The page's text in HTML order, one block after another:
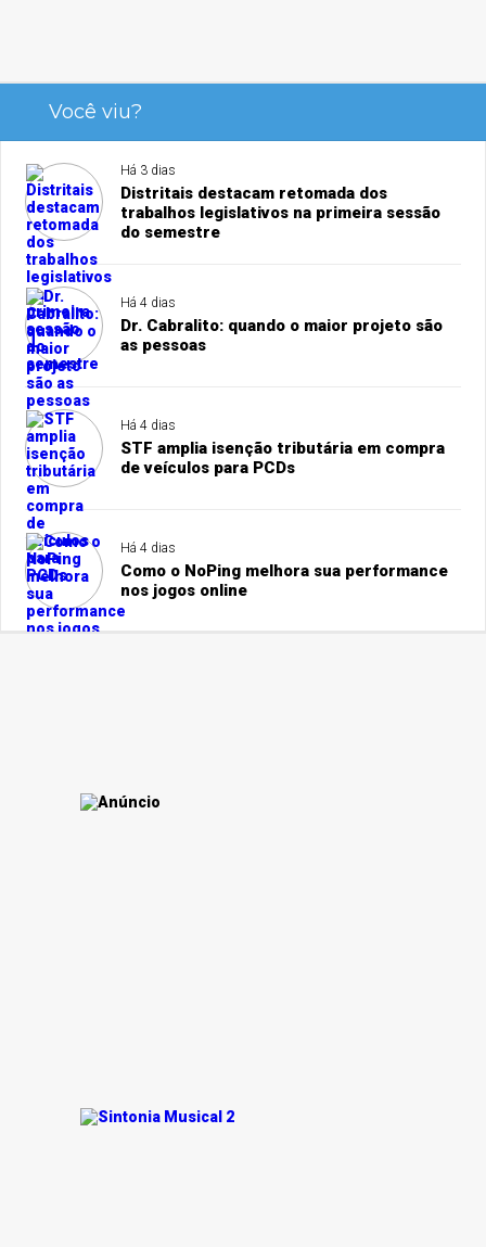
Você viu?
Há 3 dias
Distritais destacam retomada dos
trabalhos legislativos na primeira sessão
do semestre
Há 4 dias
Dr. Cabralito: quando o maior projeto são
as pessoas
Há 4 dias
STF amplia isenção tributária em compra
de veículos para PCDs
Há 4 dias
Como o NoPing melhora sua performance
nos jogos online